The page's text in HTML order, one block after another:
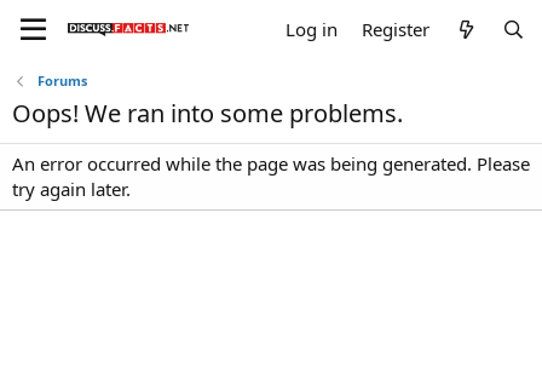
Log in Register
Forums
Oops! We ran into some problems.
An error occurred while the page was being generated. Please
try again later.